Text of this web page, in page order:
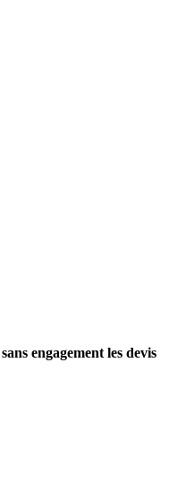
sans engagement les devis